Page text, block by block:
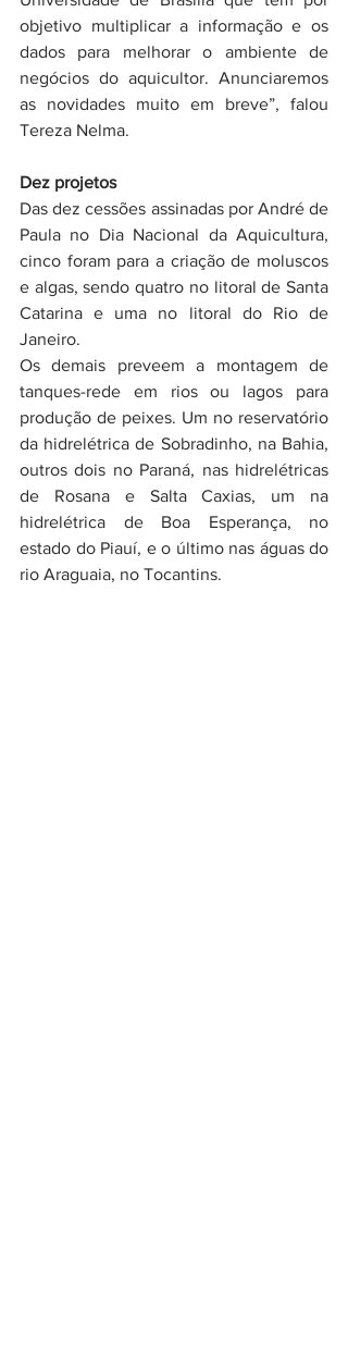
objetivo multiplicar a informação e os
dados para melhorar o ambiente de
negócios do aquicultor. Anunciaremos
as novidades muito em breve”, falou
Tereza Nelma.
Dez projetos
Das dez cessões assinadas por André de
Paula no Dia Nacional da Aquicultura,
cinco foram para a criação de moluscos
e algas, sendo quatro no litoral de Santa
Catarina e uma no litoral do Rio de
Janeiro.
Os demais preveem a montagem de
tanques-rede em rios ou lagos para
produção de peixes. Um no reservatório
da hidrelétrica de Sobradinho, na Bahia,
outros dois no Paraná, nas hidrelétricas
de Rosana e Salta Caxias, um na
hidrelétrica de Boa Esperança, no
estado do Piauí, e o último nas águas do
rio Araguaia, no Tocantins.